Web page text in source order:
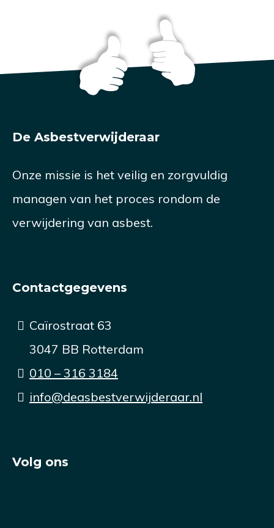
De Asbestverwijderaar
Onze missie is het veilig en zorgvuldig
managen van het proces rondom de
verwijdering van asbest.
Contactgegevens
Caïrostraat 63
3047 BB Rotterdam
010 – 316 3184
info@deasbestverwijderaar.nl
Volg ons